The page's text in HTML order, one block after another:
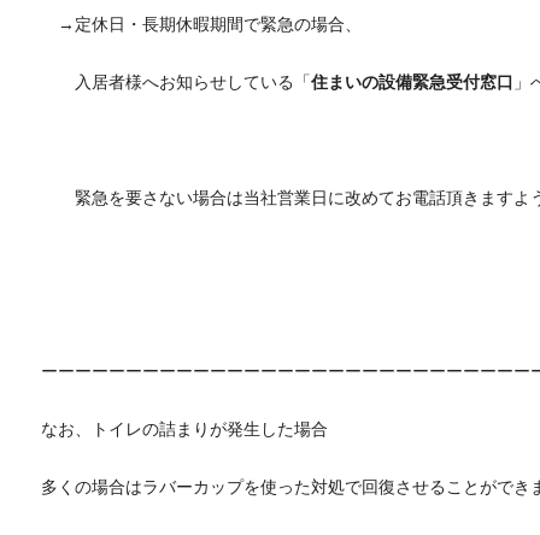
→定休日・長期休暇期間で緊急の場合、
入居者様へお知らせしている「住まいの設備緊急受付窓口 」
緊急を要さない場合は当社営業日に改めてお電話頂きますよ
ーーーーーーーーーーーーーーーーーーーーーーーーーーーーー
なお、トイレの詰まりが発生した場合
多くの場合はラバーカップを使った対処で回復させることができ